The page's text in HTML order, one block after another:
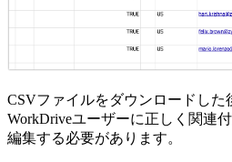
CSVファイルをダウンロードした
WorkDriveユーザーに正しく関連
編集する必要があります。